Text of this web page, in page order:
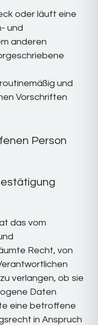
oder läuft eine
und
anderen
und
Vorschriften
Person
das vom
Recht, von
verlangen, ob sie
Daten
eine betroffene
in Anspruch